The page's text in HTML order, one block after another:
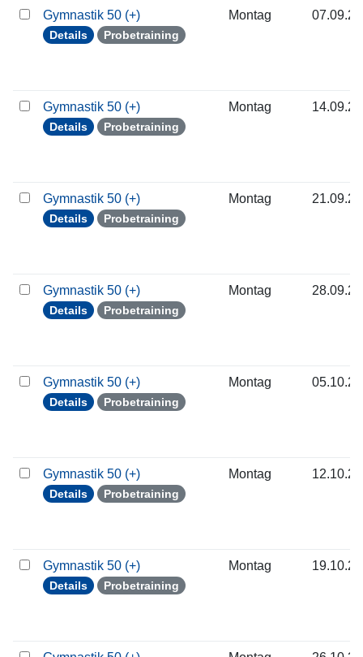
Gymnastik 50 (+)
Details Probetraining
Montag
Gymnastik 50 (+)
Details Probetraining
Montag
Gymnastik 50 (+)
Details Probetraining
Montag
Gymnastik 50 (+)
Details Probetraining
Montag
Gymnastik 50 (+)
Details Probetraining
Montag
Gymnastik 50 (+)
Details Probetraining
Montag
Gymnastik 50 (+)
Details Probetraining
Montag